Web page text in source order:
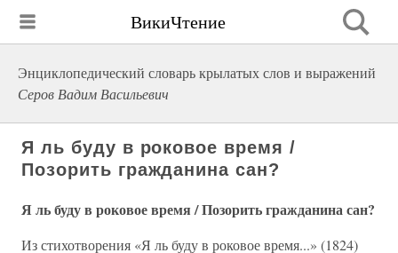
ВикиЧтение
Энциклопедический словарь крылатых слов и выражений
Серов Вадим Васильевич
Я ль буду в роковое время /
Позорить гражданина сан?
Я ль буду в роковое время / Позорить гражданина сан?
Из стихотворения «Я ль буду в роковое время...» (1824)